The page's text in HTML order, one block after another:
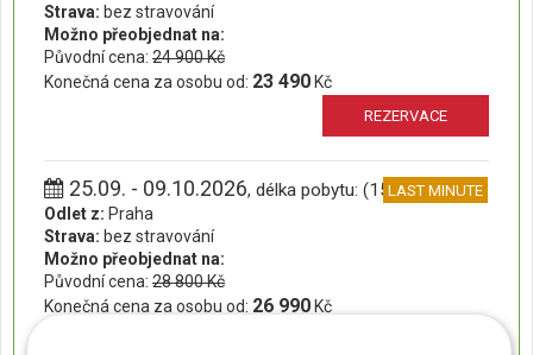
Strava: bez stravování
Možno přeobjednat na:
Původní cena: 24 900 Kč
Konečná cena za osobu od: 23 490 Kč
REZERVACE
25.09. - 09.10.2026, délka pobytu: (15 dní)LAST MINUTE
Odlet z: Praha
Strava: bez stravování
Možno přeobjednat na:
Původní cena: 28 800 Kč
Konečná cena za osobu od: 26 990 Kč